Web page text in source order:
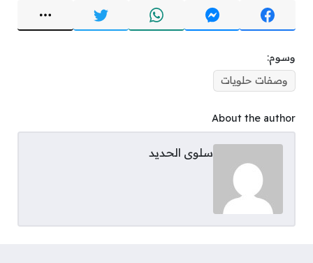
وسوم:
وصفات حلويات
About the author
سلوى الحديد